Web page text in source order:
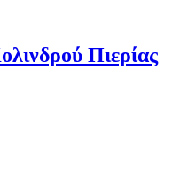
Πιερίας